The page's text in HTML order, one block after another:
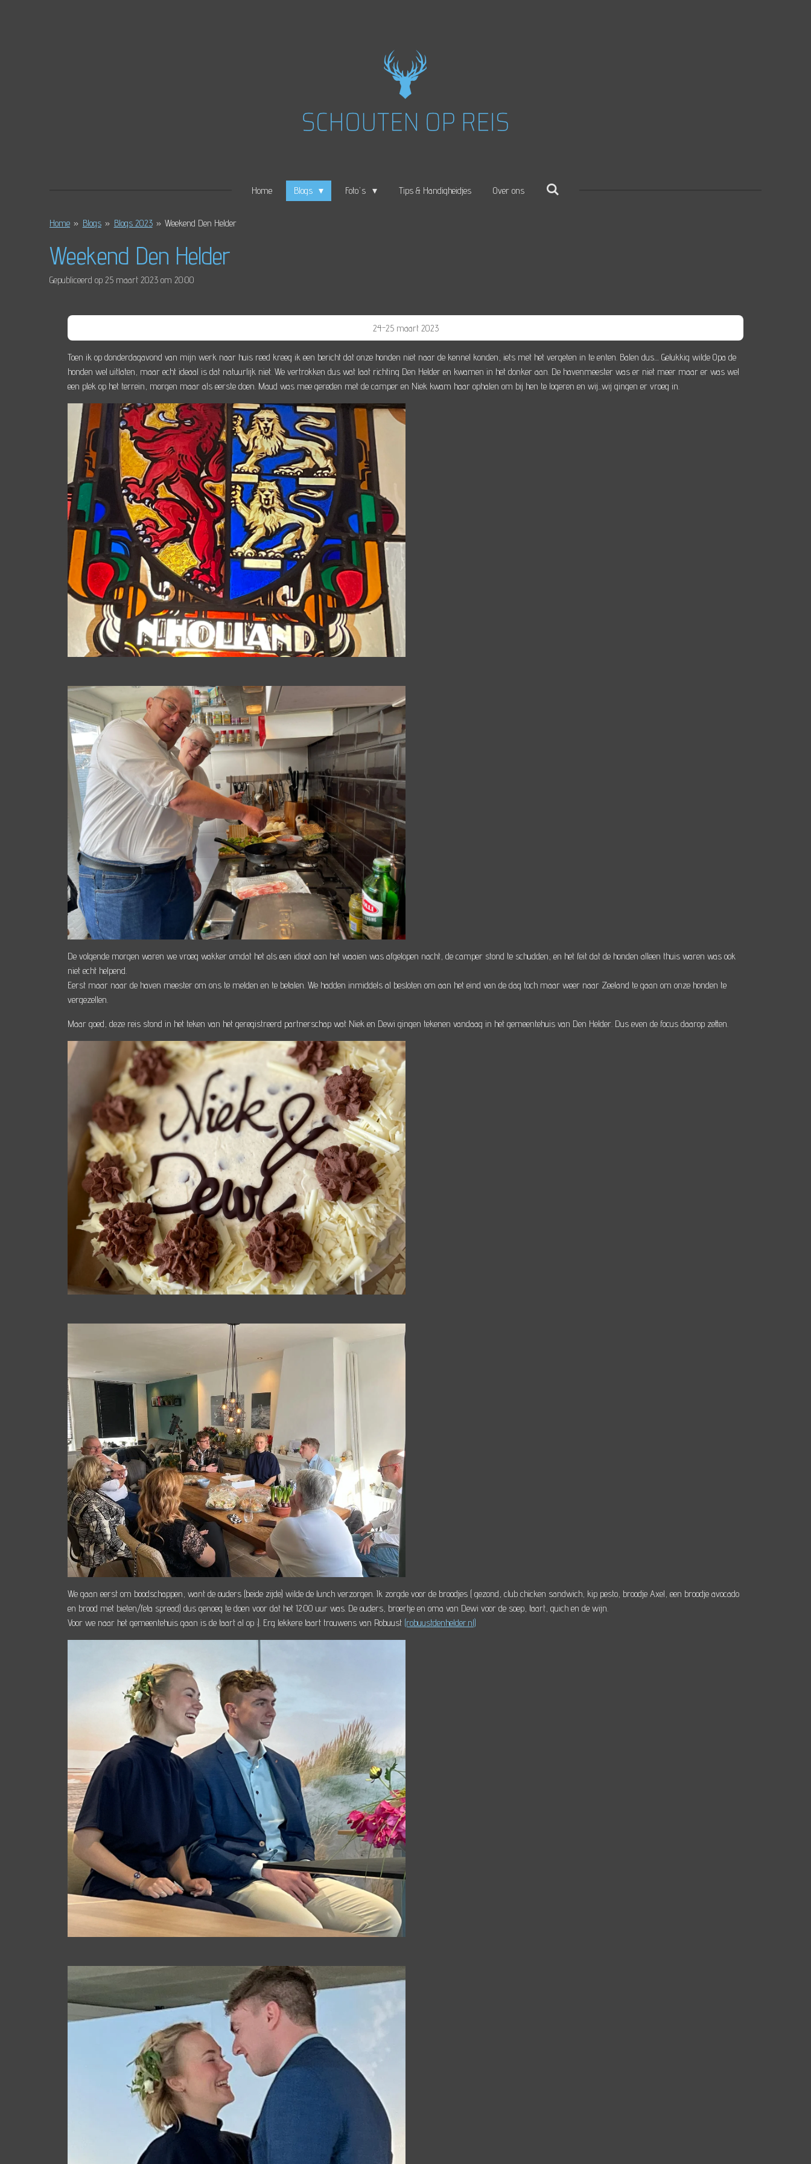
Home Blogs Foto's Tips & Handigheidjes Over ons
Home » Blogs » Blogs 2023 » Weekend Den Helder
Weekend Den Helder
Gepubliceerd op 25 maart 2023 om 20:00
24-25 maart 2023
Toen ik op donderdagavond van mijn werk naar huis reed kreeg ik een bericht dat onze honden niet naar de kennel konden, iets met het vergeten in te enten. Balen dus.... Gelukkig wilde Opa de
honden wel uitlaten, maar echt ideaal is dat natuurlijk niet. We vertrokken dus wat laat richting Den Helder en kwamen in het donker aan. De havenmeester was er niet meer maar er was wel
een plek op het terrein, morgen maar als eerste doen. Maud was mee gereden met de camper en Niek kwam haar ophalen om bij hen te logeren en wij...wij gingen er vroeg in.
De volgende morgen waren we vroeg wakker omdat het als een idioot aan het waaien was afgelopen nacht, de camper stond te schudden, en het feit dat de honden alleen thuis waren was ook
niet echt helpend.
Eerst maar naar de haven meester om ons te melden en te betalen. We hadden inmiddels al besloten om aan het eind van de dag toch maar weer naar Zeeland te gaan om onze honden te
vergezellen.
Maar goed, deze reis stond in het teken van het geregistreerd partnerschap wat Niek en Dewi gingen tekenen vandaag in het gemeentehuis van Den Helder. Dus even de focus daarop zetten.
We gaan eerst om boodschappen, want de ouders (beide zijde) wilde de lunch verzorgen. Ik zorgde voor de broodjes ( gezond, club chicken sandwich, kip pesto, broodje Axel, een broodje avocado
en brood met bieten/feta spread) dus genoeg te doen voor dat het 12:00 uur was. De ouders, broertje en oma van Dewi voor de soep, taart, quich en de wijn.
Voor we naar het gemeentehuis gaan is de taart al op ;). Erg lekkere taart trouwens van Robuust (robuustdenhelder.nl)